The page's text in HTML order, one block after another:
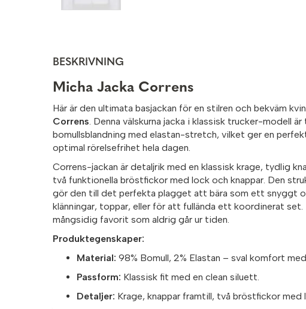
BESKRIVNING
Micha Jacka Correns
Här är den ultimata basjackan för en stilren och bekväm
Correns . Denna välskurna jacka i klassisk trucker-modell
bomullsblandning med elastan-stretch, vilket ger en
optimal rörelsefrihet hela dagen.
Correns-jackan är detaljrik med en klassisk krage, tydlig
två funktionella bröstfickor med lock och knappar. Den
gör den till det perfekta plagget att bära som ett snyggt
klänningar, toppar, eller för att fullända ett koordinerat set.
mångsidig favorit som aldrig går ur tiden.
Produktegenskaper:
Material: 98% Bomull, 2% Elastan – sval komfort
Passform: Klassisk fit med en clean siluett.
Detaljer: Krage, knappar framtill, två bröstfickor med